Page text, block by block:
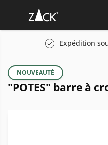
Expédition
"POTES" barre à
NOUVEAUTÉ